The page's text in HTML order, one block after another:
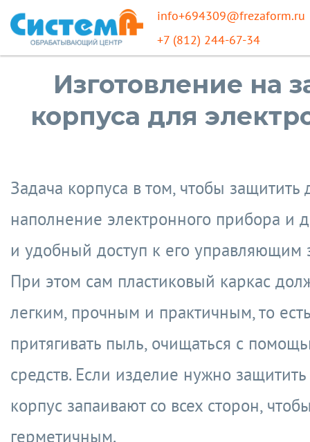
info+694309@frezaform.ru
+7 (812) 244-67-34
Изготовление на
корпуса для
Задача корпуса в том, чтобы защитить
наполнение электронного прибора и
и удобный доступ к его управляющим
При этом сам пластиковый каркас
легким, прочным и практичным, то
притягивать пыль, очищаться с
средств. Если изделие нужно защитить
корпус запаивают со всех сторон,
герметичным.